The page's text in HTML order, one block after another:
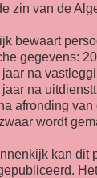
zin van de
bewaart
gegevens:
na
na
afronding
wordt
kan dit